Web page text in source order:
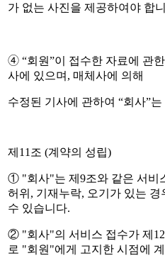
가 없는 사진을 제공하여야 합
➃ “회원”이 접수한 자료에 관
사에 있으며, 매체사에 의해
수정된 기사에 관하여 “회사”
제11조 (계약의 성립)
① "회사"는 제9조와 같은 서비
허위, 기재누락, 오기가 있는
수 있습니다.
② "회사"의 서비스 접수가 제
로 "회원"에게 고지한 시점에